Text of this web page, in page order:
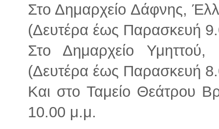
Στο Δημαρχείο Δάφνης,
(Δευτέρα έως Παρασκευή
Στο Δημαρχείο
(Δευτέρα έως Παρασκευή
Και στο Ταμείο Θεάτρου
10.00 μ.μ.